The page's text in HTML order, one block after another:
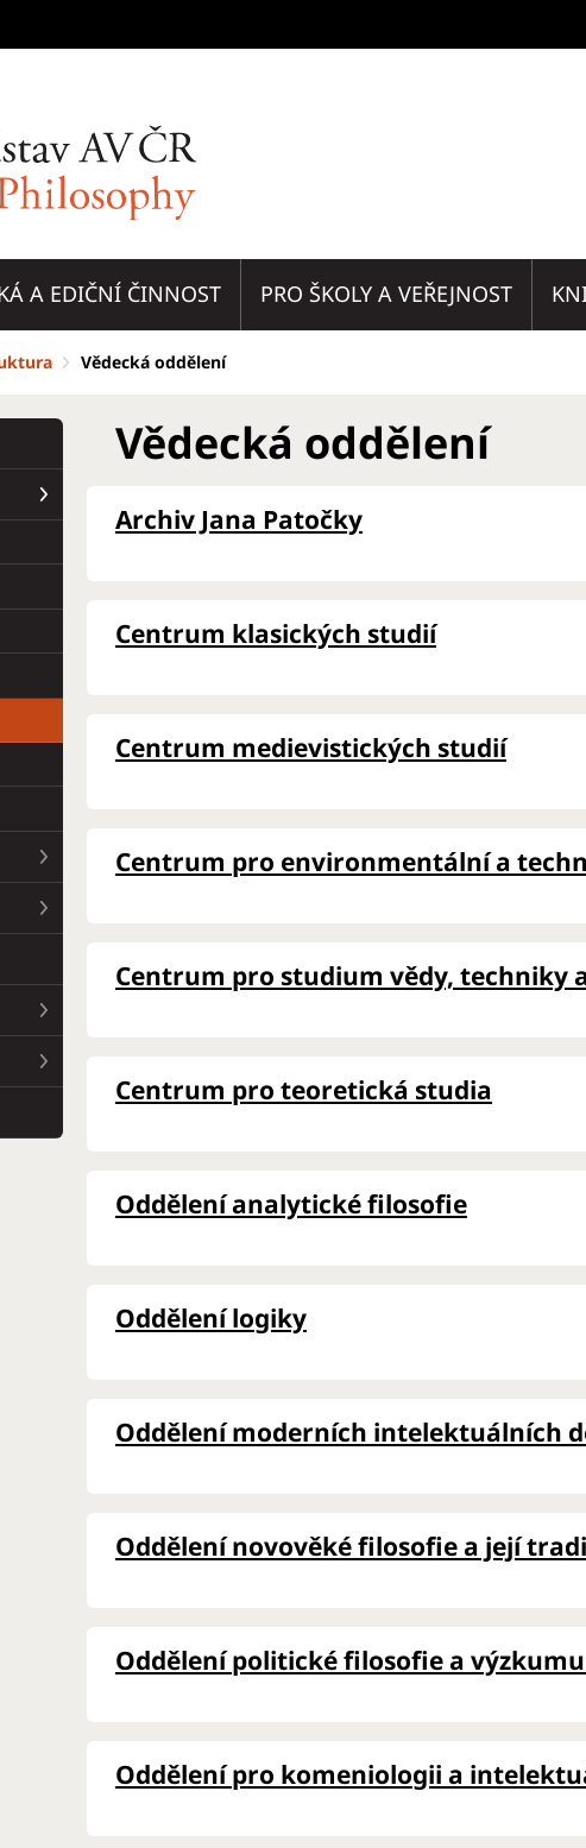
A EDIČNÍ ČINNOST PRO ŠKOLY A VEŘEJNOST
Vědecká oddělení
Vědecká oddělení
Archiv Jana Patočky
Centrum klasických studií
Centrum medievistických studií
Centrum pro environmentální a
Centrum pro studium vědy, techniky
Centrum pro teoretická studia
Oddělení analytické filosofie
Oddělení logiky
Oddělení moderních intelektuálních
Oddělení novověké filosofie a její
Oddělení politické filosofie a
Oddělení pro komeniologii a